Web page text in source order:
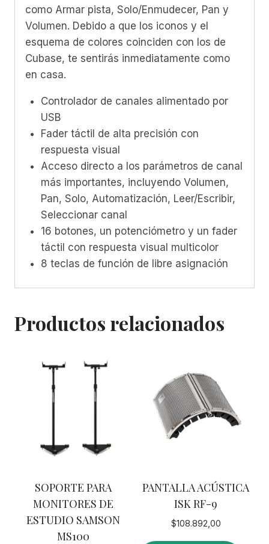
como Armar pista, Solo/Enmudecer, Pan y
Volumen. Debido a que los iconos y el
esquema de colores coinciden con los de
Cubase, te sentirás inmediatamente como
en casa.
Controlador de canales alimentado por
USB
Fader táctil de alta precisión con
respuesta visual
Acceso directo a los parámetros de canal
más importantes, incluyendo Volumen,
Pan, Solo, Automatización, Leer/Escribir,
Seleccionar canal
16 botones, un potenciómetro y un fader
táctil con respuesta visual multicolor
8 teclas de función de libre asignación
Productos relacionados
SOPORTE PARA
MONITORES DE
ESTUDIO SAMSON
MS100
PANTALLA ACÚSTICA
ISK RF-9
$108.892,00